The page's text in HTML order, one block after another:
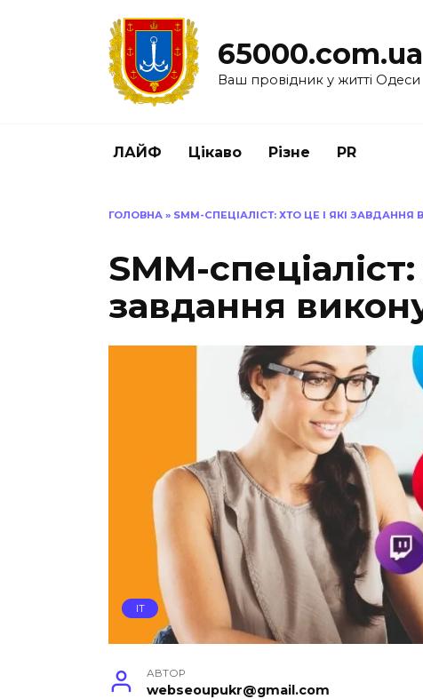
65000.com.ua
Ваш провідник у житті Одеси
ЛАЙФ Цікаво Різне PR
ГОЛОВНА » SMM-СПЕЦІАЛІСТ: ХТО ЦЕ І ЯКІ
SMM-спеціаліст:
завдання
IT
АВТОР
webseoupukr@gmail.com